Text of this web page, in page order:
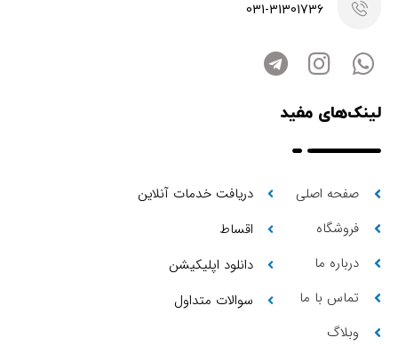
031-31301736
لینک‌های مفید
صفحه اصلی
فروشگاه
درباره ما
تماس با ما
وبلاگ
دریافت خدمات آنلاین
اقساط
دانلود اپلیکیشن
سوالات متداول